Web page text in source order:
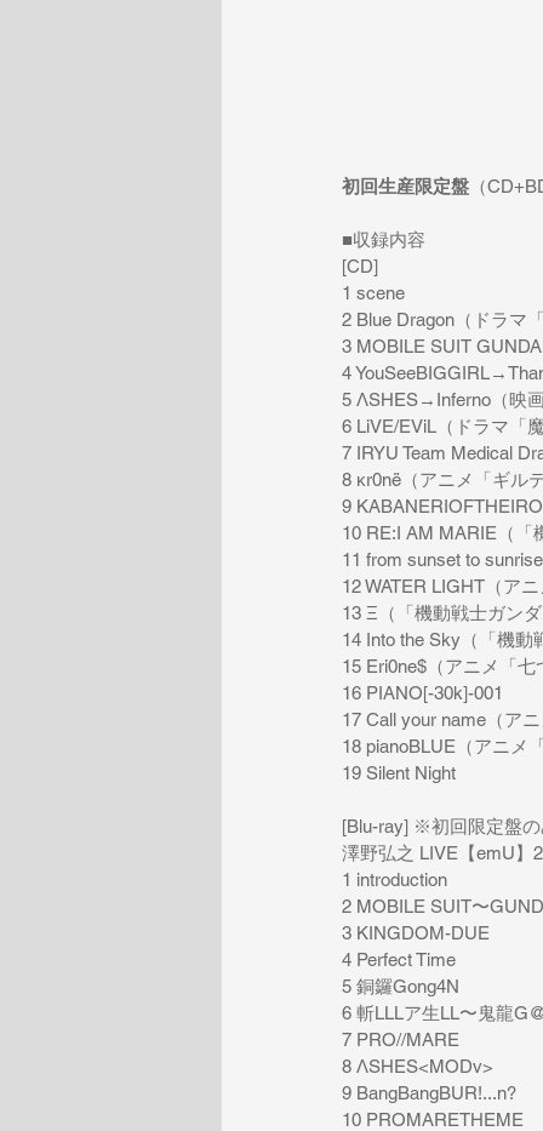
初回生産限定盤 （
■収録内容
[CD]
1 scene
2 Blue Dragon（ドラマ
3 MOBILE SUIT
4
5 ΛSHES→Inferno（映
6 LiVE/EViL（ドラマ「
7 IRYU Team Medical
8 κr0nё（アニメ「ギル
9
10 RE:I AM MARIE（「
11 from sunset to
12 WATER LIGHT（ア
13 Ξ（「機動戦士ガン
14 Into the Sky（「機動
15 Eri0ne$（アニメ「七
16 PIANO[-30k]-001
17 Call your name（ア
18 pianoBLUE（アニメ
19 Silent Night
[Blu-ray] ※初回限定盤の
澤野弘之 LIVE【emU】
1 introduction
2 MOBILE SUIT〜
3 KINGDOM-DUE
4 Perfect Time
5 銅鑼Gong4N
6 斬LLLア生LL〜鬼龍
7 PRO//MARE
8 ΛSHES<MODv>
9 BangBangBUR!...n?
10 PROMARETHEME